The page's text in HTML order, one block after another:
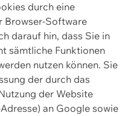
durch eine
Browser-Software
darauf hin, dass Sie in
sämtliche Funktionen
nutzen können. Sie
der durch das
der Website
an Google sowie